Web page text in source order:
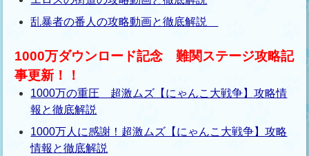
乱暴者の番人の攻略動画と徹底解説
1000万ダウンロード記念 難関ステージ攻略記
事更新！！
1000万の重圧 超激ムズ【にゃんこ大戦争】攻略情
報と徹底解説
1000万人に感謝！超激ムズ【にゃんこ大戦争】攻略
情報と徹底解説